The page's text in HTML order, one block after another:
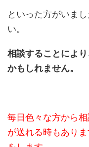
といった方がいま
い。
相談することによ
かもしれません。
毎日色々な方から
が送れる時もあり